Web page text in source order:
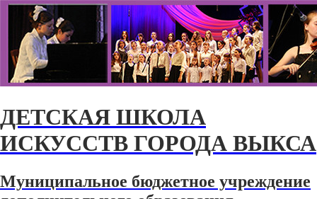
ДЕТСКАЯ ШКОЛА
ИСКУССТВ ГОРОДА ВЫКСА
Муниципальное бюджетное учреждение